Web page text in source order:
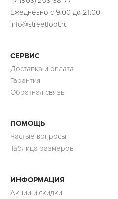
Ежедневно с 9:00 до 21:00
info@streetfoot.ru
СЕРВИС
Доставка и оплата
Гарантия
Обратная связь
ПОМОЩЬ
Частые вопросы
Таблица размеров
ИНФОРМАЦИЯ
Акции и скидки